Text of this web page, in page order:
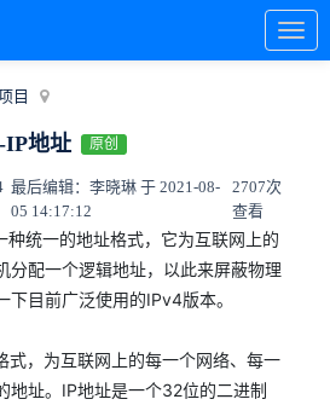
目
IP地址 原创
最后编辑：李晓琳 于 2021-08-
05 14:17:12
2707次
查看
种统一的地址格式，它为互联网上的
分配一个逻辑地址，以此来屏蔽物理
目前广泛使用的IPv4版本。
式，为互联网上的每一个网络、每一
地址。IP地址是一个32位的二进制